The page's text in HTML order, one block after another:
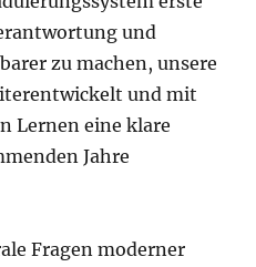
und
zu machen, unsere
und mit
Lernen eine klare
Jahre
Fragen moderner